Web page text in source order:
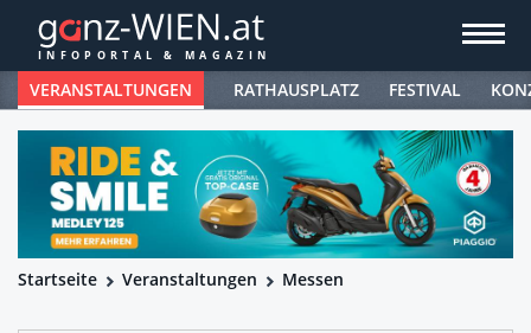
VERANSTALTUNGEN RATHAUSPLATZ FESTIVAL
Startseite Veranstaltungen Messen